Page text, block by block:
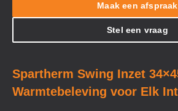
Maak een afspraak
Stel een vraag
Spartherm Swing Inzet
Warmtebeleving voor Elk